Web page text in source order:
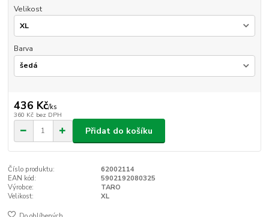
Velikost
Barva
436 Kč/ks
360 Kč bez DPH
Přidat do košíku
Číslo produktu:
62002114
EAN kód:
5902192080325
Výrobce:
TARO
Velikost:
XL